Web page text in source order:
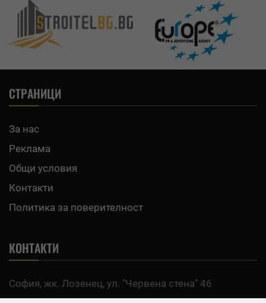
СТРАНИЦИ
За нас
Реклама
Общи условия
Контакти
Политика за поверителност
КОНТАКТИ
София, жк. Лозенец, ул. "Червена стена" 46